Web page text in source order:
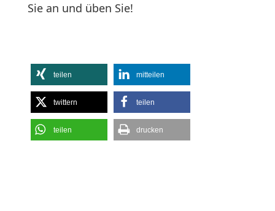
Sie an und üben Sie!
teilen mitteilen
twittern teilen
teilen drucken